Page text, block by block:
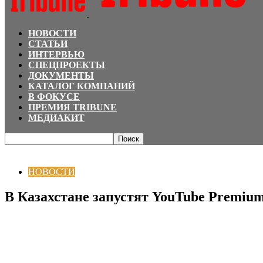
НОВОСТИ
СТАТЬИ
ИНТЕРВЬЮ
СПЕЦПРОЕКТЫ
ДОКУМЕНТЫ
КАТАЛОГ КОМПАНИЙ
В ФОКУСЕ
ПРЕМИЯ TRIBUNE
МЕДИАКИТ
НОВОСТИ
В Казахстане запустят YouTube